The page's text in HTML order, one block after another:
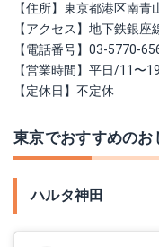
【住所】東京都港区南青
【アクセス】地下鉄銀
【電話番号】03-5770-
【営業時間】平日/11〜
【定休日】不定休
東京でおすすめの
ハルタ神田